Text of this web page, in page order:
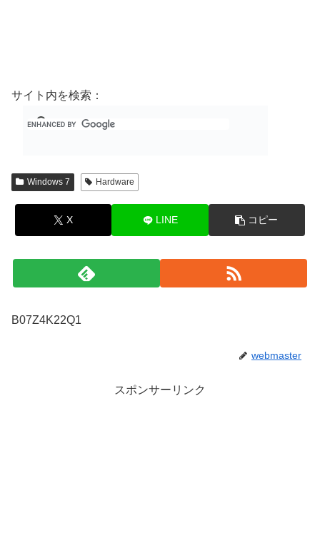
サイト内を検索：
Windows 7 Hardware
X LINE コピー
B07Z4K22Q1
webmaster
スポンサーリンク